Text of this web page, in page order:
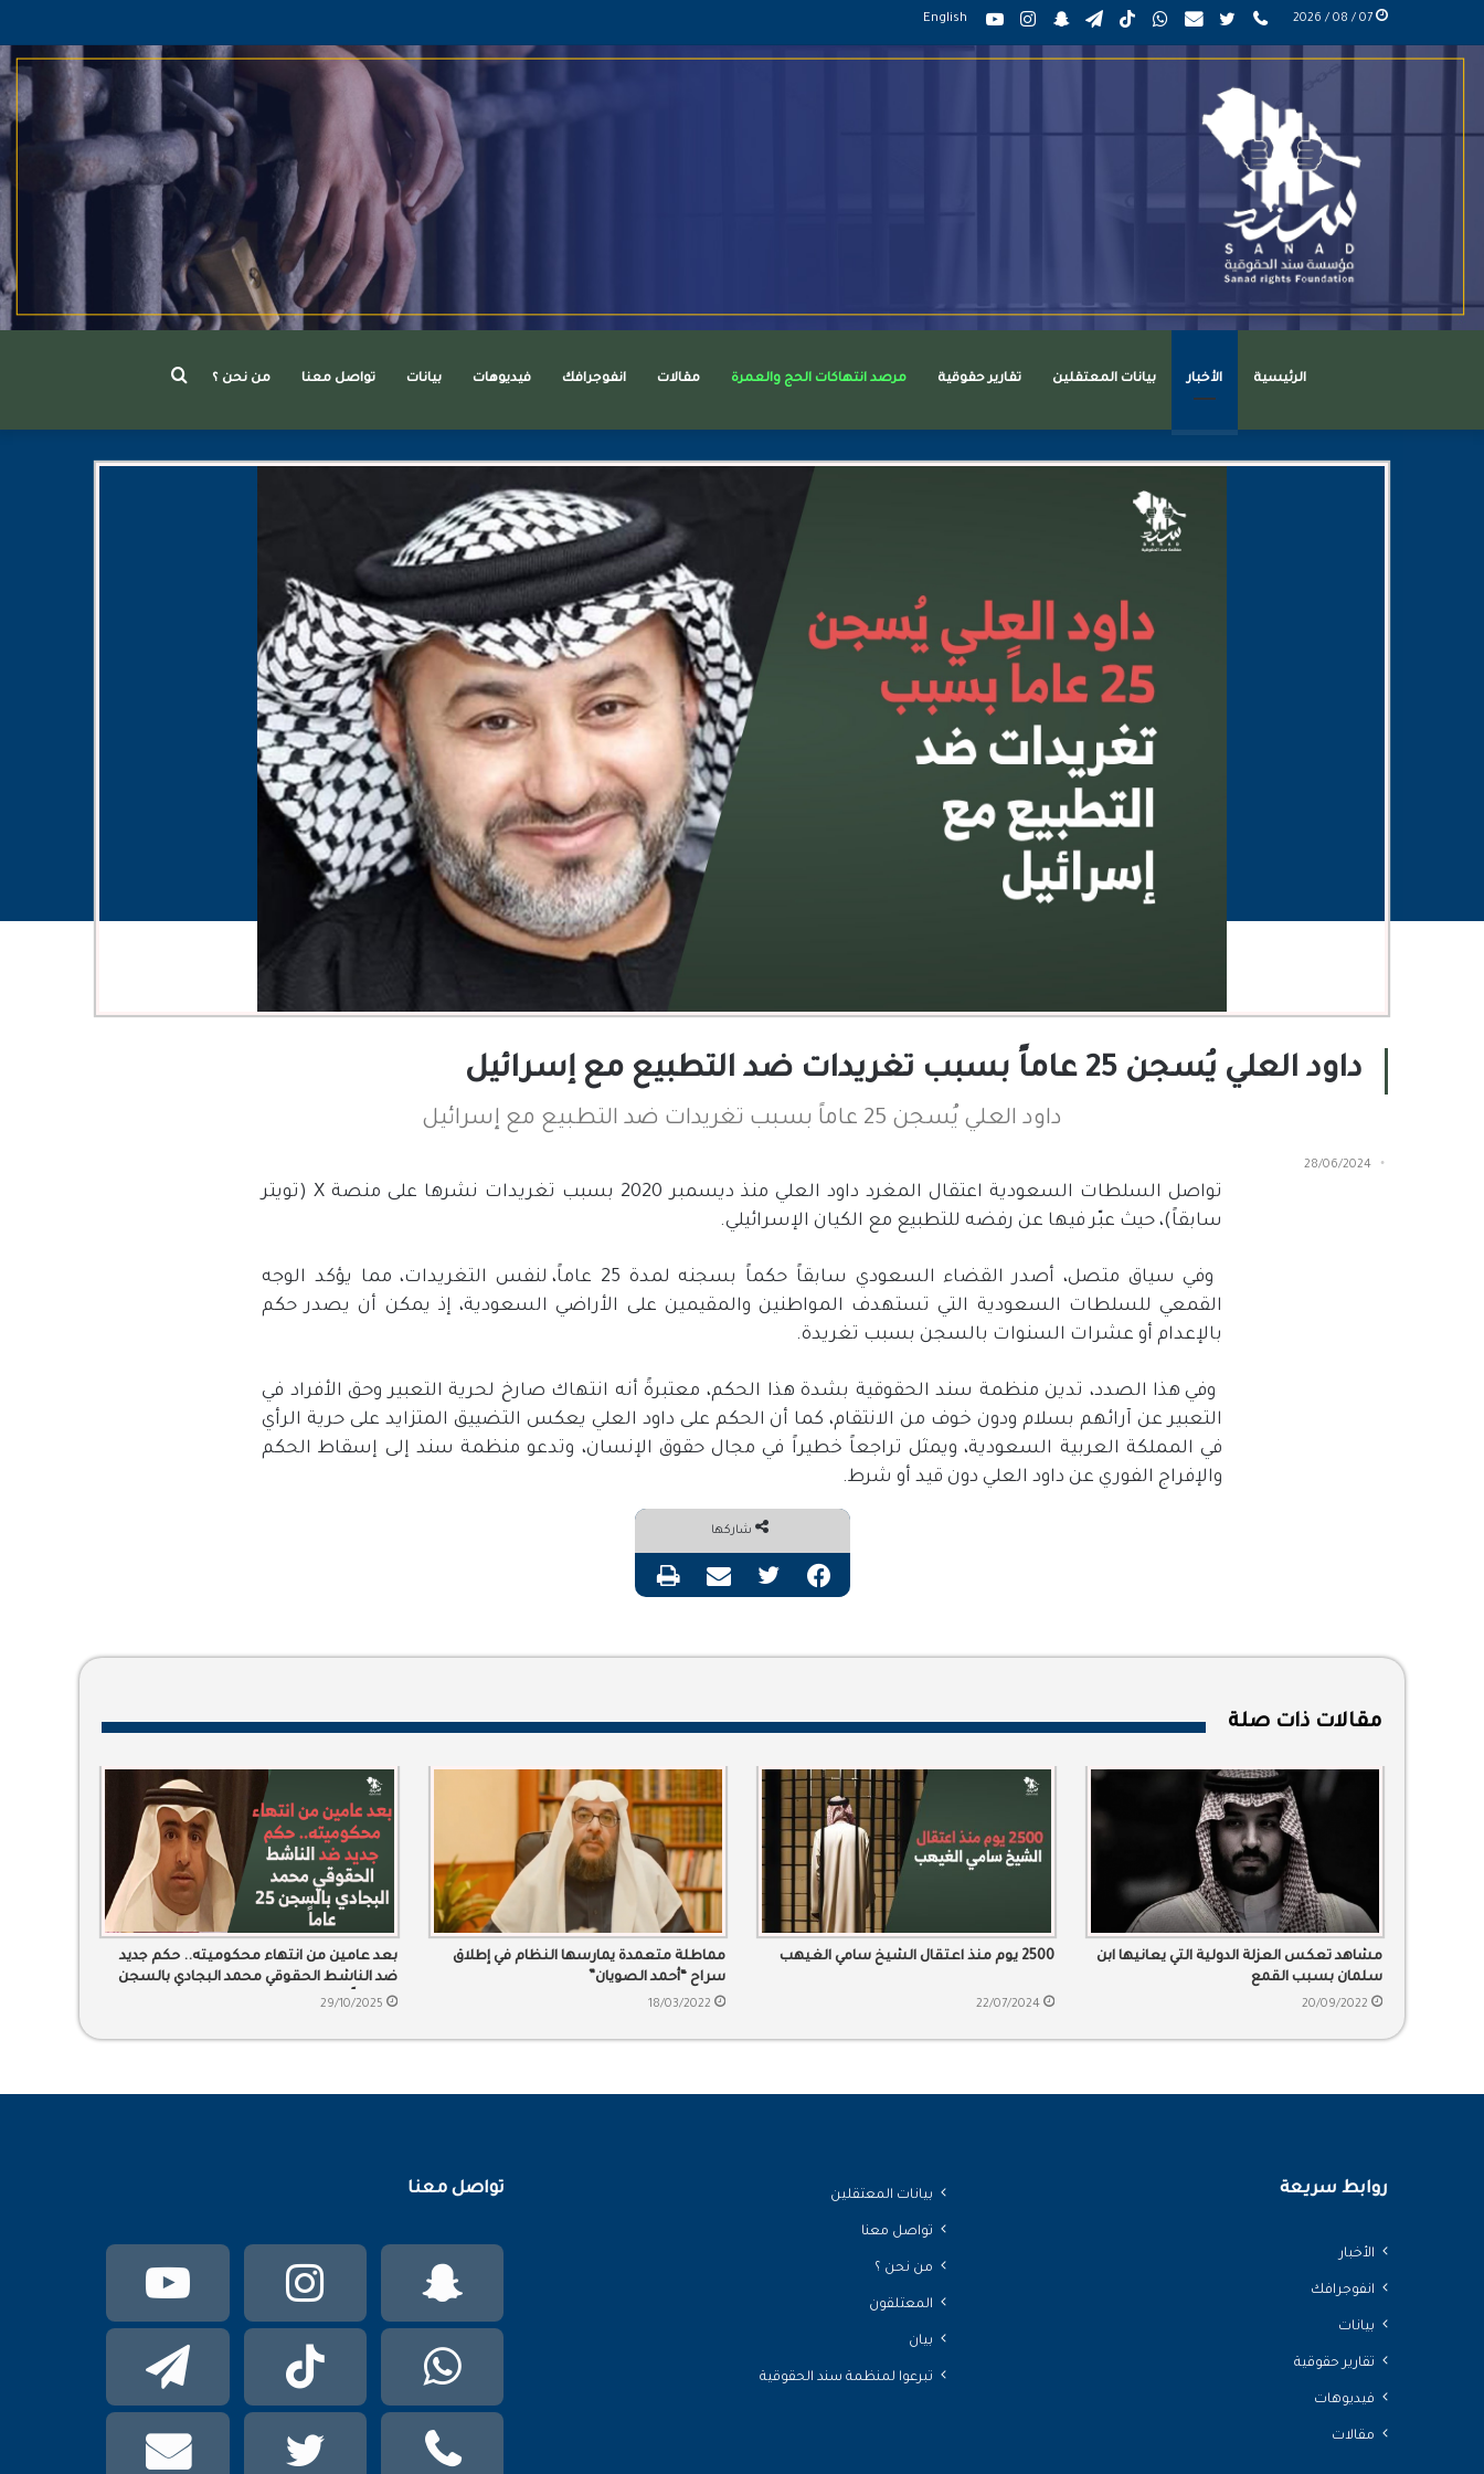
يوتيوب
انستقرام سناب
تشات
تيلقرامTikTokواتساب mail تويتر
عربي
phone
English
الرئيسية الأخبار بيانات المعتقلين تقارير حقوقية مرصد انتهاكات الحج والعمرة مقالات انفوجرافك فيديوهات بيانات تواصل معنا من نحن ؟
داود العلي يُسجن 25 عاماً بسبب تغريدات ضد التطبيع مع إسرائيل
داود العلي يُسجن 25 عاماً بسبب تغريدات ضد التطبيع مع إسرائيل
28/06/2024
تواصل السلطات السعودية اعتقال المغرد داود العلي منذ ديسمبر2020 بسبب تغريدات نشرها على منصة
تويتر
سابقاً)، حيث عبّر فيها عن رفضه للتطبيع مع الكيان الإسرائيلي.
وفي سياق متصل، أصدر القضاء السعودي سابقاً حكماً بسجنه لمدة
عاماً، لنفس التغريدات، مما يؤكد الوجه
القمعي للسلطات السعودية التي تستهدف المواطنين والمقيمين على الأراضي السعودية، إذ يمكن أن يصدر حكم
بالإعدام أو عشرات السنوات بالسجن بسبب تغريدة.
وفي هذا الصدد، تدين منظمة سند الحقوقية بشدة هذا الحكم، معتبرةً أنه انتهاك صارخ لحرية التعبير وحق الأفراد في
التعبير عن آرائهم بسلام ودون خوف من الانتقام، كما أن الحكم على داود العلي يعكس التضييق المتزايد على حرية الرأي
في المملكة العربية السعودية، ويمثل تراجعاً خطيراً في مجال حقوق الإنسان، وتدعو منظمة سند إلى إسقاط الحكم
والإفراج الفوري عن داود العلي دون قيد أو شرط.
شاركها
فيسبوك تويتر مشاركة عبر البريد طباعة
مقالات ذات صلة
مشاهد تعكس العزلة الدولية التي يعانيها ابن
سلمان بسبب القمع
20/09/2022
2500 يوم منذ اعتقال الشيخ سامي الغيهب
22/07/2024
مماطلة متعمدة يمارسها النظام في إطلاق
سراح “أحمد الصويان”
18/03/2022
بعد عامين من انتهاء محكوميته.. حكم جديد
ضد الناشط الحقوقي محمد البجادي بالسجن
25 عاماً29/10/2025
روابط سريعة
الأخبار
انفوجرافك
بيانات
تقارير حقوقية
فيديوهات
مقالات
بيانات المعتقلين
تواصل معنا
من نحن ؟
المعتلقون
بيان
تبرعوا لمنظمة سند الحقوقية
تواصل معنا
يوتيوبانستقرام سناب
تشات
تيلقرام TikTok واتساب
mail
phone